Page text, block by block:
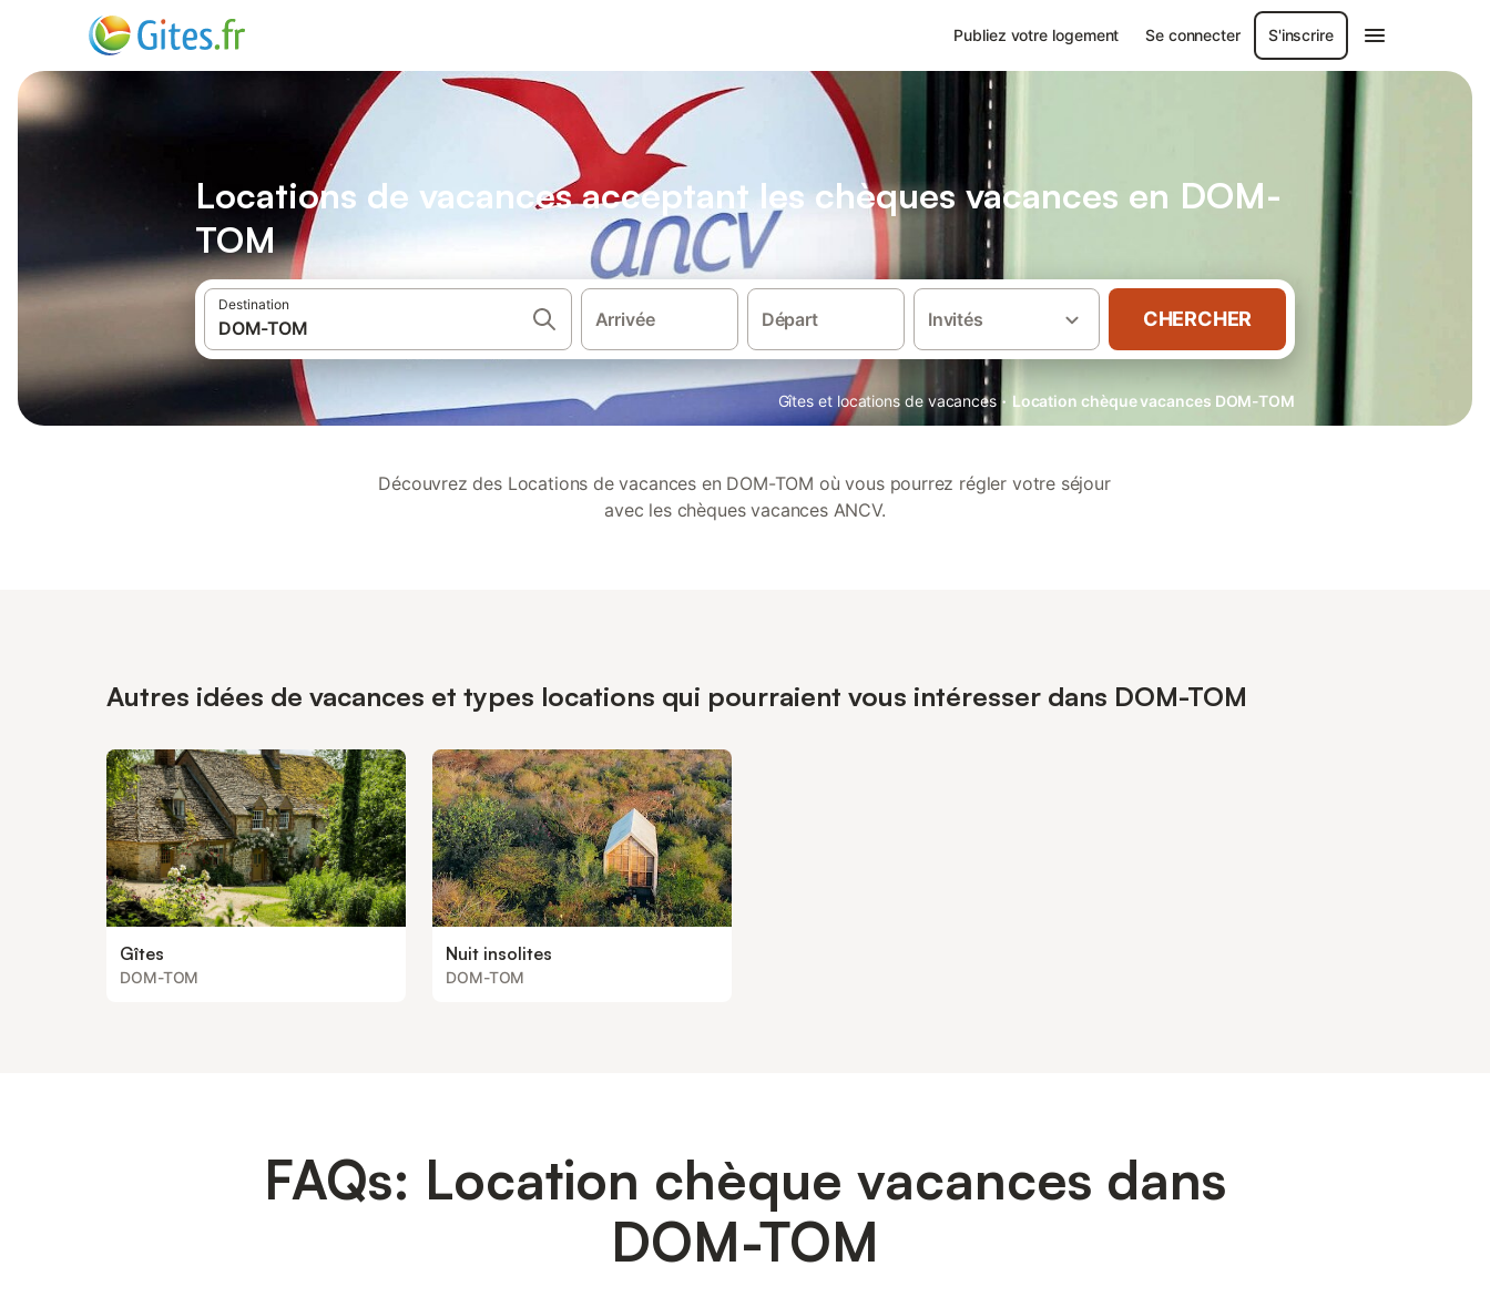
Publiez votre logement Se connecter S'inscrire
Locations de vacances acceptant les chèques vacances en DOM-
TOM
Destination
Arrivée Départ Invités CHERCHER
Gîtes et locations de vacances · Location chèque vacances DOM-TOM
Découvrez des Locations de vacances en DOM-TOM où vous pourrez régler votre séjour
avec les chèques vacances ANCV.
Autres idées de vacances et types locations qui pourraient vous intéresser dans DOM-TOM
Gîtes
DOM-TOM
Nuit insolites
DOM-TOM
FAQs: Location chèque vacances dans
DOM-TOM